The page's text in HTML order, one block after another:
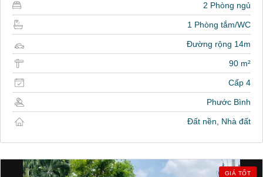
2 Phòng ngủ
1 Phòng tắm/WC
Đường rộng 14m
90 m²
Cấp 4
Phước Bình
Đất nền, Nhà đất
GIÁ TỐT